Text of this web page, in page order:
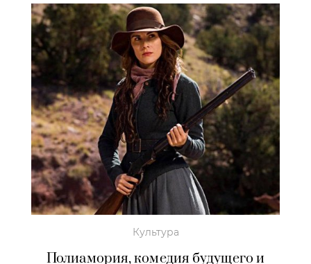
Культура
Полиамория, комедия будущего и